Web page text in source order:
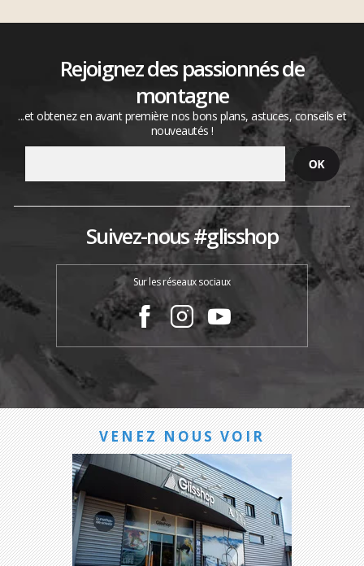
Rejoignez des passionnés de
montagne
...et obtenez en avant première nos bons plans, astuces, conseils et
nouveautés !
Suivez-nous #glisshop
Sur les réseaux sociaux
VENEZ NOUS VOIR